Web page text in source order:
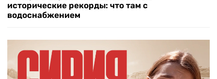
исторические рекорды: что там с
водоснабжением